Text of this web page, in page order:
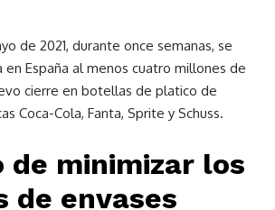
de 2021, durante once semanas, se
España al menos cuatro millones de
cierre en botellas de platico de
Coca-Cola, Fanta, Sprite y Schuss.
de minimizar los
de envases